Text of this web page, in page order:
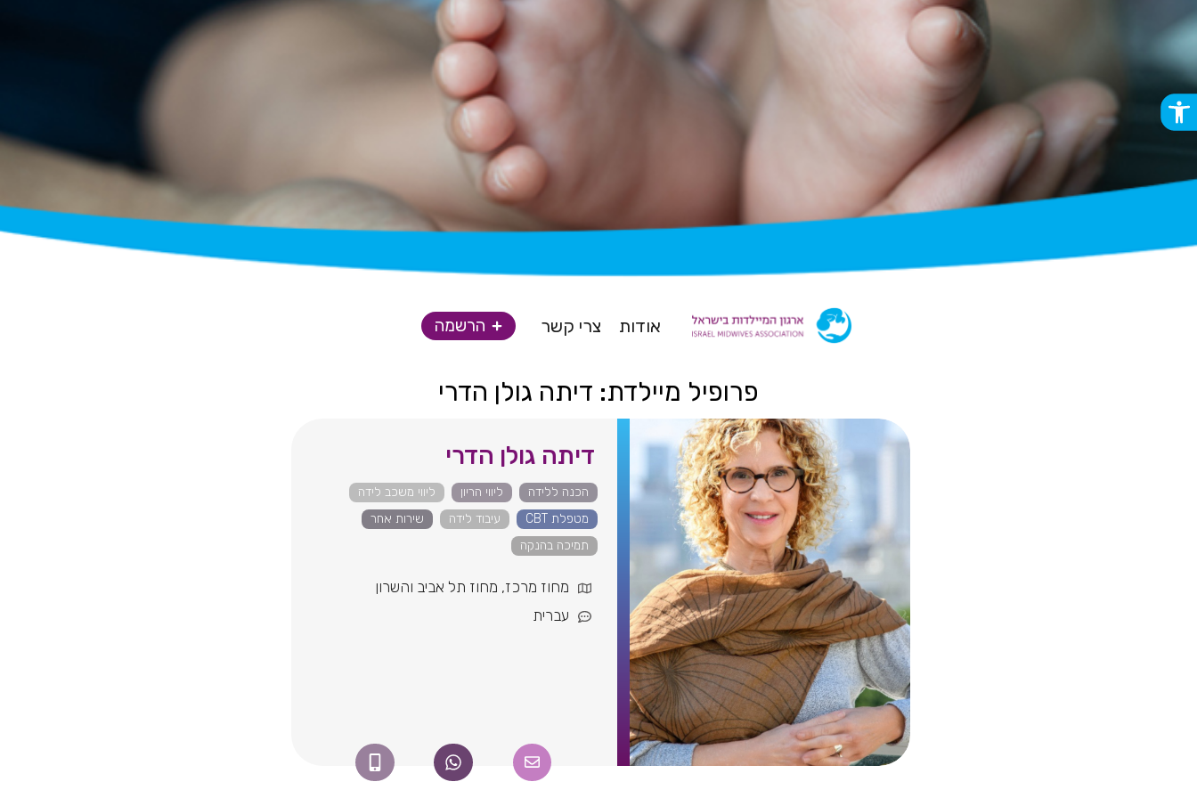
פתח סרגל נגישות
אודות צרי קשר הרשמה
פרופיל מיילדת: דיתה גולן הדרי
דיתה גולן הדרי
הכנה ללידה ליווי הריון
ליווי משכב לידה
מטפלת CBT
עיבוד לידה
שירות אחר
תמיכה בהנקה
מחוז מרכז, מחוז תל אביב והשרון
עברית